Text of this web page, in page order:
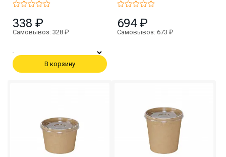
338 ₽
Самовывоз: 328 ₽
В корзину
694 ₽
Самовывоз: 673 ₽